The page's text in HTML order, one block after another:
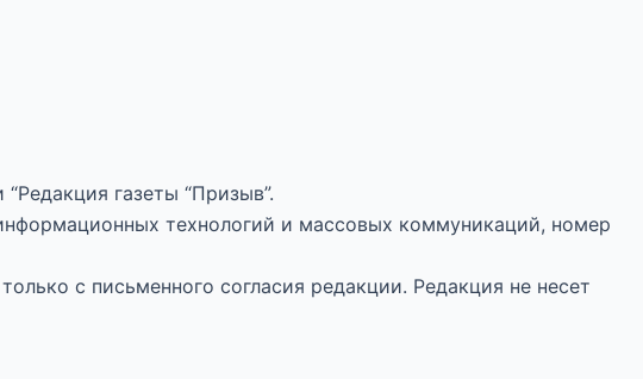
газеты “Призыв”.
технологий и массовых коммуникаций, номер
с письменного согласия редакции. Редакция не несет